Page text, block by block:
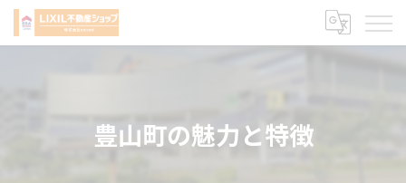
豊山町の魅力と特徴